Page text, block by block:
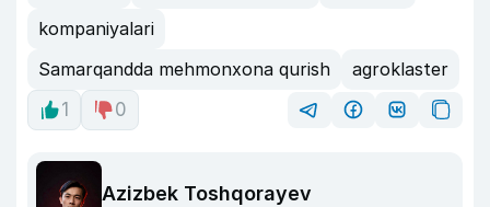
kompaniyalari
Samarqandda mehmonxona qurish
agroklaster
1
0
Azizbek Toshqorayev